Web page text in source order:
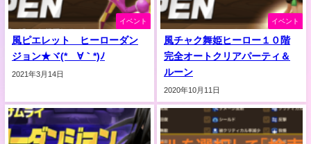
イベント
風ピエレット ヒーローダン
ジョン★ヾ(*´∀｀*)ﾉ
2021年3月14日
イベント
風チャク舞姫ヒーロー１０階
完全オートクリアパーティ＆
ルーン
2020年10月11日